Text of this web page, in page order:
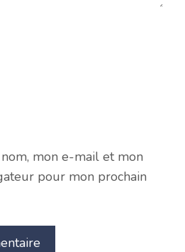
mon e-mail et mon
pour mon prochain